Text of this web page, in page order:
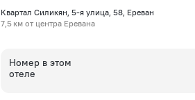
Квартал Силикян, 5-я улица, 58, Ереван
7,5 км от центра Еревана
Номер в этом
отеле